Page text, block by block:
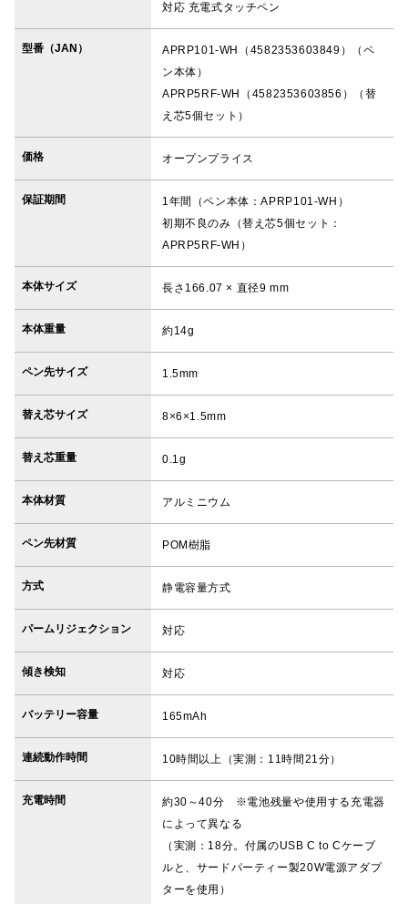
対応 充電式タッチペン
型番（JAN）
APRP101-WH（4582353603849）（ペ
ン本体）
APRP5RF-WH（4582353603856）（替
え芯5個セット）
価格 オープンプライス
保証期間
1年間（ペン本体：APRP101-WH）
初期不良のみ（替え芯5個セット：
APRP5RF-WH）
本体サイズ 長さ166.07 × 直径9 mm
本体重量 約14g
ペン先サイズ 1.5mm
替え芯サイズ 8×6×1.5mm
替え芯重量 0.1g
本体材質 アルミニウム
ペン先材質 POM樹脂
方式 静電容量方式
パームリジェクション 対応
傾き検知 対応
バッテリー容量 165mAh
連続動作時間 10時間以上（実測：11時間21分）
充電時間
約30～40分 ※電池残量や使用する充電器
によって異なる
（実測：18分。付属のUSB C to Cケーブ
ルと、サードパーティー製20W電源アダプ
ターを使用）